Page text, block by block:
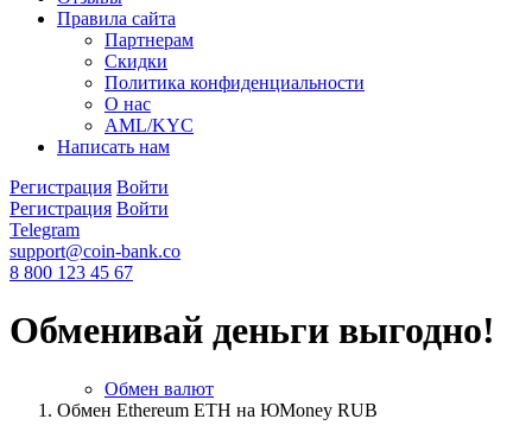
Правила сайта
Партнерам
Скидки
Политика конфиденциальности
О нас
AML/KYC
Написать нам
Регистрация Войти
Регистрация Войти
Telegram
support@coin-bank.co
8 800 123 45 67
Обменивай деньги выгодно!
Обмен валют
Обмен Ethereum ETH на ЮMoney RUB